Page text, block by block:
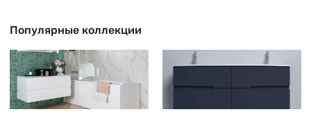
Популярные коллекции